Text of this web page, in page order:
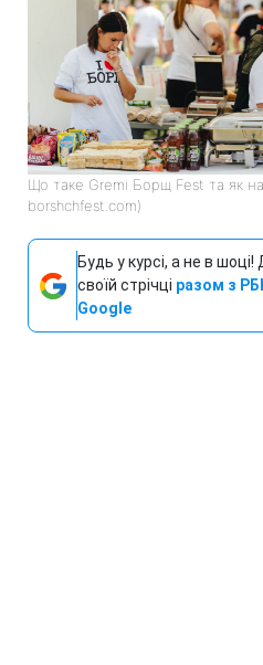
Що таке Gremi Борщ Fest та як
borshchfest.com)
Будь у курсі, а не в
своїй стрічці разом з
Google